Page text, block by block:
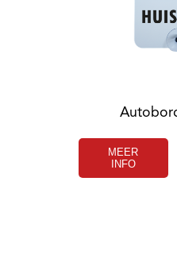
MEER
INFO